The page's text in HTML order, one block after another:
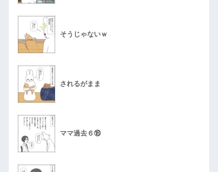
そうじゃないｗ
されるがまま
ママ過去６⑱